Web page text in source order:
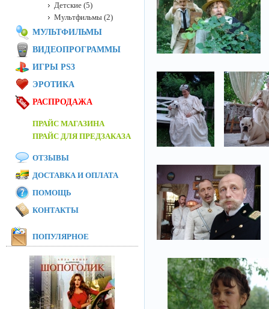
Детские (5)
Мультфильмы (2)
МУЛЬТФИЛЬМЫ
ВИДЕОПРОГРАММЫ
ИГРЫ PS3
ЭРОТИКА
РАСПРОДАЖА
ПРАЙС МАГАЗИНА
ПРАЙС ДЛЯ ПРЕДЗАКАЗА
ОТЗЫВЫ
ДОСТАВКА И ОПЛАТА
ПОМОЩЬ
КОНТАКТЫ
ПОПУЛЯРНОЕ